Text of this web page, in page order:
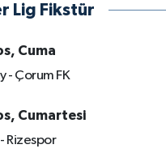
Lig Fikstür
Cuma
- Çorum FK
Cumartesi
Rizespor